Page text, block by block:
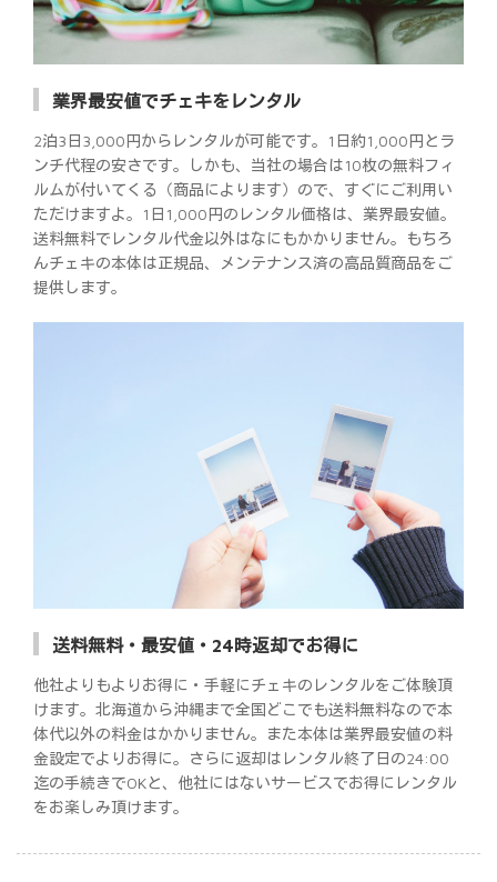
業界最安値でチェキをレンタル
2泊3日3,000円からレンタルが可能です。1日約1,000円とラ
ンチ代程の安さです。しかも、当社の場合は10枚の無料フィ
ルムが付いてくる（商品によります）ので、すぐにご利用い
ただけますよ。1日1,000円のレンタル価格は、業界最安値。
送料無料でレンタル代金以外はなにもかかりません。もちろ
んチェキの本体は正規品、メンテナンス済の高品質商品をご
提供します。
送料無料・最安値・24時返却でお得に
他社よりもよりお得に・手軽にチェキのレンタルをご体験頂
けます。北海道から沖縄まで全国どこでも送料無料なので本
体代以外の料金はかかりません。また本体は業界最安値の料
金設定でよりお得に。さらに返却はレンタル終了日の24:00
迄の手続きでOKと、他社にはないサービスでお得にレンタル
をお楽しみ頂けます。